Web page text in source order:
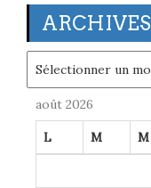
ARCHIVES
août 2026
L M M